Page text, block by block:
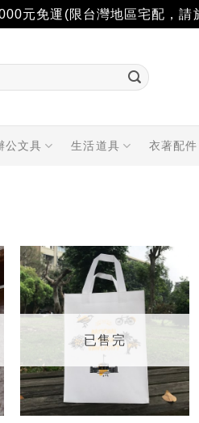
元免運(限台灣地區宅配，請
公文具 生活道具 衣著配件
加入
「願
望輕
已售完